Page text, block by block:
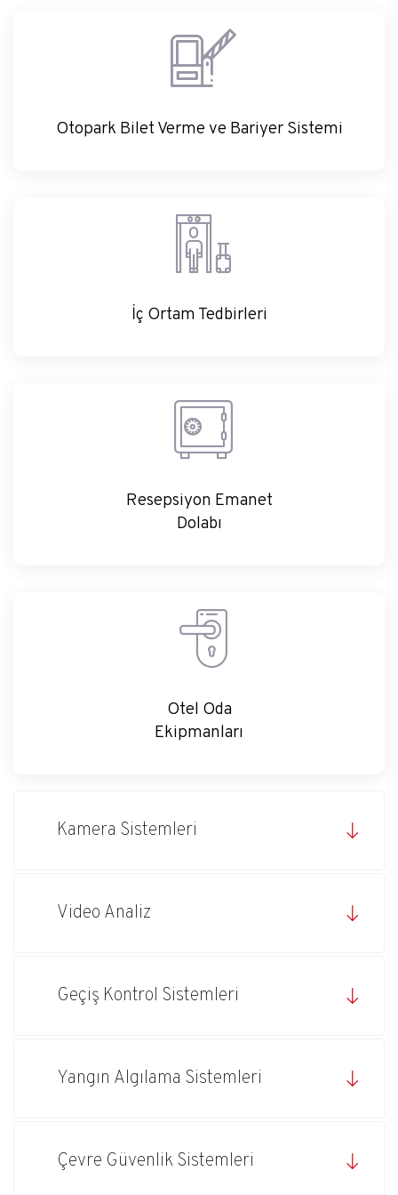
Otopark Bilet Verme ve Bariyer Sistemi
Otopark Bilet Verme ve Bariyer Sistemi
İç Ortam Tedbirleri
İç Ortam Tedbirleri
İç Ortam Tedbirleri
Resepsiyon Emanet
Dolabı
İç Ortam Tedbirleri
Otel Oda
Ekipmanları
Kamera Sistemleri
Video Analiz
Geçiş Kontrol Sistemleri
Yangın Algılama Sistemleri
Çevre Güvenlik Sistemleri